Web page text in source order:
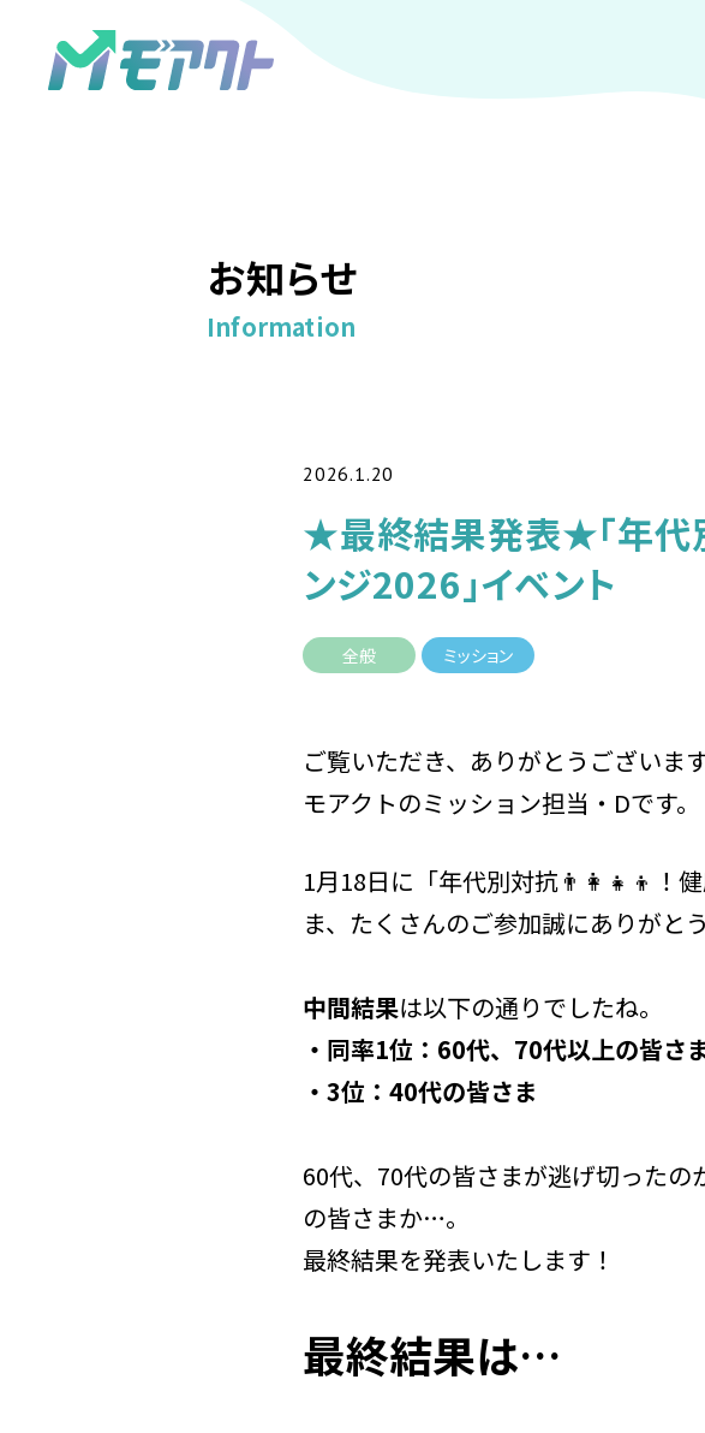
お知らせ
Information
2026.1.20
★最終結果発表★「年代
ンジ2026」イベント
全般 ミッション
ご覧いただき、ありがとうございま
モアクトのミッション担当・Dです。
1月18日に「年代別対抗👨‍👩‍👧‍👦！
ま、たくさんのご参加誠にありがと
中間結果は以下の通りでしたね。
・同率1位：60代、70代以上の皆さ
・3位：40代の皆さま
60代、70代の皆さまが逃げ切った
の皆さまか…。
最終結果を発表いたします！
最終結果は…